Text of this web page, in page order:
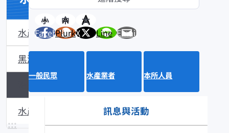
小 中
大
Facebook
PlurkX Line Email
一般民眾 水產業者 本所人員
訊息與活動
:::
水產數位典藏介紹
黑潮漁業數位典藏
水產生物圖說